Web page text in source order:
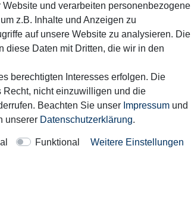
Kontakt
Informationen
Service
Blog
Zahlung & Versand
und verarbeiten personenbezogene
z.B. Inhalte und Anzeigen zu
auf unsere Website zu analysieren. Die
diese Daten mit Dritten, die wir in den
berechtigten Interesses erfolgen. Die
Recht, nicht einzuwilligen und die
Beachten Sie unser Impressum und
unserer Daten­schutz­erklärung.
Funktional Weitere Einstellungen